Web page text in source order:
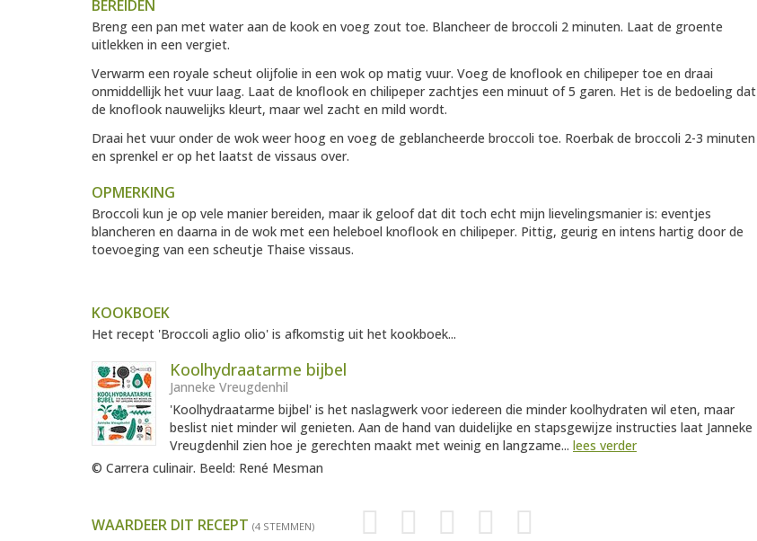
BEREIDEN
Breng een pan met water aan de kook en voeg zout toe. Blancheer de broccoli 2 minuten. Laat de groente
uitlekken in een vergiet.
Verwarm een royale scheut olijfolie in een wok op matig vuur. Voeg de knoflook en chilipeper toe en draai
onmiddellijk het vuur laag. Laat de knoflook en chilipeper zachtjes een minuut of 5 garen. Het is de bedoeling dat
de knoflook nauwelijks kleurt, maar wel zacht en mild wordt.
Draai het vuur onder de wok weer hoog en voeg de geblancheerde broccoli toe. Roerbak de broccoli 2-3 minuten
en sprenkel er op het laatst de vissaus over.
OPMERKING
Broccoli kun je op vele manier bereiden, maar ik geloof dat dit toch echt mijn lievelingsmanier is: eventjes
blancheren en daarna in de wok met een heleboel knoflook en chilipeper. Pittig, geurig en intens hartig door de
toevoeging van een scheutje Thaise vissaus.
KOOKBOEK
Het recept 'Broccoli aglio olio' is afkomstig uit het kookboek...
Koolhydraatarme bijbel
Janneke Vreugdenhil
'Koolhydraatarme bijbel' is het naslagwerk voor iedereen die minder koolhydraten wil eten, maar
beslist niet minder wil genieten. Aan de hand van duidelijke en stapsgewijze instructies laat Janneke
Vreugdenhil zien hoe je gerechten maakt met weinig en langzame... lees verder
© Carrera culinair. Beeld: René Mesman
WAARDEER DIT RECEPT (4 STEMMEN)